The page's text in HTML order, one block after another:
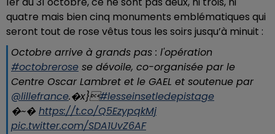
quatre mais bien cinq monuments emblématiques qui
seront tout de rose vêtus tous les soirs jusqu’à minuit :
Octobre arrive à grands pas : l'opération
#octobrerose se dévoile, co-organisée par le
Centre Oscar Lambret et le GAEL et soutenue par
@lillefrance.�x}️#lesseinsetledepistage
�~�️https://t.co/Q5EzypqkMj
pic.twitter.com/SDA1UvZ6AF